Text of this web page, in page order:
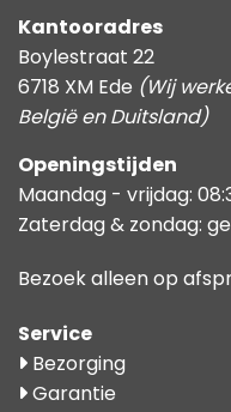
Kantooradres
Boylestraat 22
6718 XM Ede (Wij
België en Duitsland)
Openingstijden
Maandag - vrijdag:
Zaterdag & zondag:
Bezoek alleen op
Service
Bezorging
Garantie